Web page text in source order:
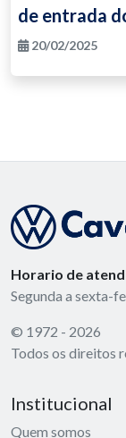
de entrada
20/02/2025
Horario de
Segunda a sexta-
© 1972 - 2026
Todos os direitos
Institucional
Quem somos